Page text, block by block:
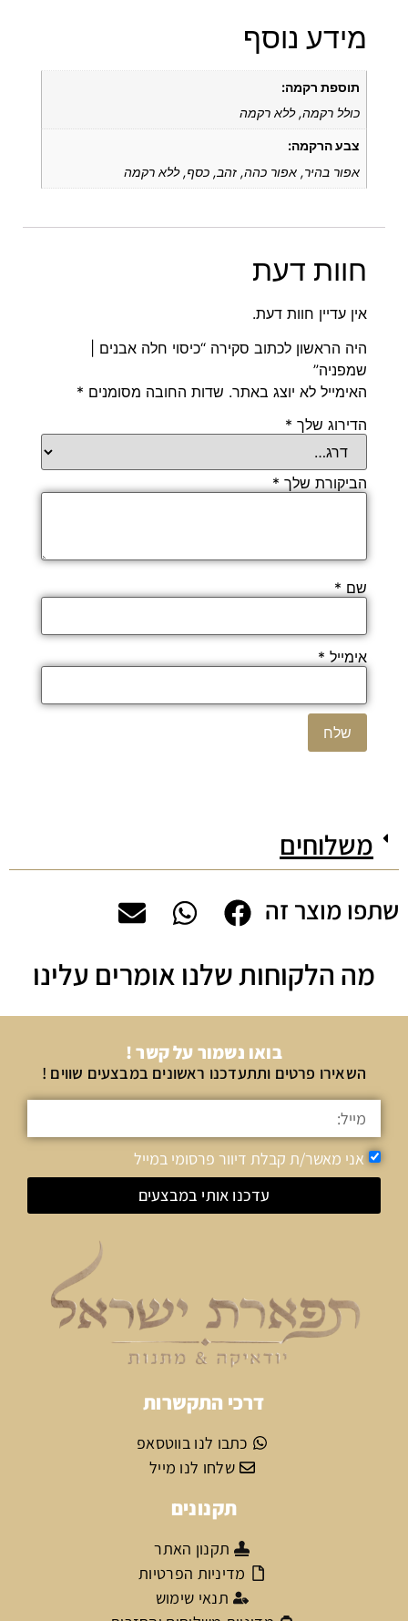
מידע נוסף
תוספת רקמה:
כולל רקמה, ללא רקמה
צבע הרקמה:
אפור בהיר, אפור כהה, זהב, כסף, ללא רקמה
חוות דעת
אין עדיין חוות דעת.
היה הראשון לכתוב סקירה “כיסוי חלה אבנים |
שמפניה”
האימייל לא יוצג באתר. שדות החובה מסומנים *
הדירוג שלך *
הביקורת שלך *
שם *
אימייל *
משלוחים
שתפו מוצר זה
מה הלקוחות שלנו אומרים עלינו
בואו נשמור על קשר !
השאירו פרטים ותתעדכנו ראשונים במבצעים שווים !
אני מאשר/ת קבלת דיוור פרסומי במייל
עדכנו אותי במבצעים
דרכי התקשרות
כתבו לנו בווטסאפ
שלחו לנו מייל
תקנונים
תקנון האתר
מדיניות הפרטיות
תנאי שימוש